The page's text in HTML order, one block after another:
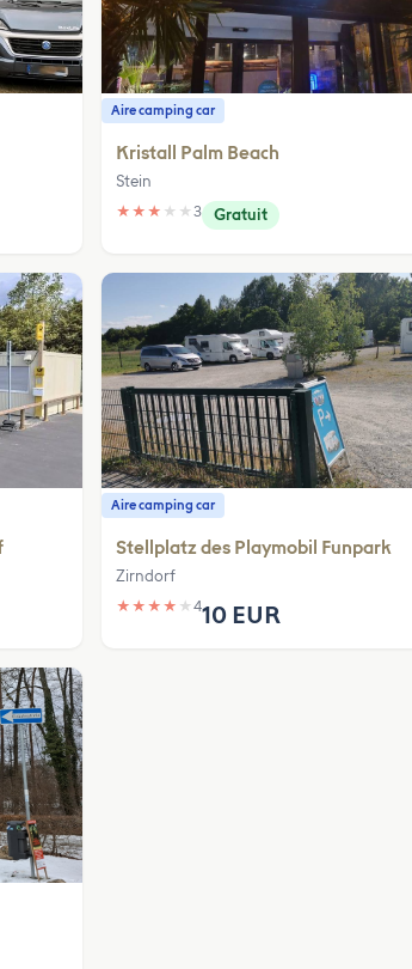
Aire camping car
Kristall Palm Beach
Stein
★ ★ ★ ★ ★ 3 Gratuit
Aire camping car
Stellplatz des Playmobil Funpark
Zirndorf
★ ★ ★ ★ ★ 410 EUR